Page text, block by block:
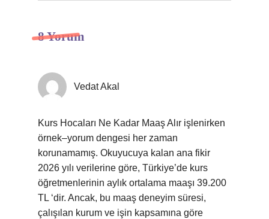
8 Yorum
Vedat Akal
Kurs Hocaları Ne Kadar Maaş Alır işlenirken
örnek–yorum dengesi her zaman
korunamamış. Okuyucuya kalan ana fikir
2026 yılı verilerine göre, Türkiye’de kurs
öğretmenlerinin aylık ortalama maaşı 39.200
TL ‘dir. Ancak, bu maaş deneyim süresi,
çalışılan kurum ve işin kapsamına göre